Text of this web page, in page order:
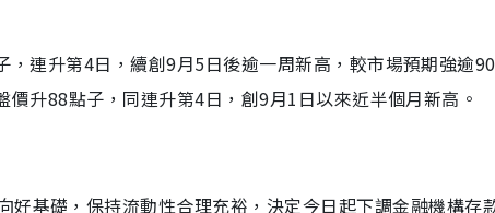
連升第4日，續創9月5日後逾一周新高，較市場預期強逾
升88點子，同連升第4日，創9月1日以來近半個月新高。
基礎，保持流動性合理充裕，決定今日起下調金融機構存